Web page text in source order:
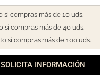
si compras más de 10 uds.
si compras más de 40 uds.
si compras más de 100 uds.
SOLICITA INFORMACIÓN